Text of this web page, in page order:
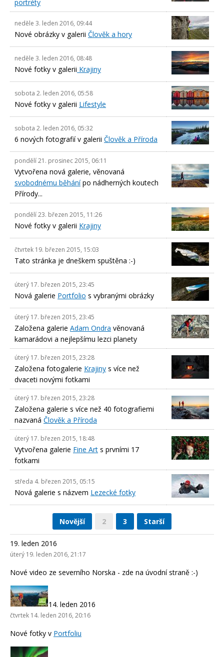
portréty
neděle 3. leden 2016, 09:44
Nové obrázky v galerii Člověk a hory
neděle 3. leden 2016, 08:48
Nové fotky v galerii Krajiny
sobota 2. leden 2016, 05:58
Nové fotky v galerii Lifestyle
sobota 2. leden 2016, 05:32
6 nových fotografií v galerii Člověk a Příroda
pondělí 21. prosinec 2015, 06:11
Vytvořena nová galerie, věnovaná
svobodnému běhánípo nádherných koutech
Přírody...
pondělí 23. březen 2015, 11:26
Nové fotky v galerii Krajiny
čtvrtek 19. březen 2015, 15:03
Tato stránka je dneškem spuštěna :-)
úterý 17. březen 2015, 23:45
Nová galerie Portfolio s vybranými obrázky
úterý 17. březen 2015, 23:45
Založena galerie Adam Ondra věnovaná
kamarádovi a nejlepšímu lezci planety
úterý 17. březen 2015, 23:28
Založena fotogalerie Krajiny s více než
dvaceti novými fotkami
úterý 17. březen 2015, 23:28
Založena galerie s více než 40 fotografiemi
nazvaná Člověk a Příroda
úterý 17. březen 2015, 18:48
Vytvořena galerie Fine Art s prvními 17
fotkami
středa 4. březen 2015, 05:15
Nová galerie s názvem Lezecké fotky
Novější 2 3 Starší
19. leden 2016
úterý 19. leden 2016, 21:17
Nové video ze severního Norska - zde na úvodní straně :-)
14. leden 2016
čtvrtek 14. leden 2016, 20:16
Nové fotky v Portfoliu